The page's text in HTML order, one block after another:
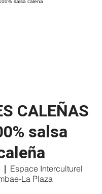
CALEÑAS
salsa
  |
Espace Interculturel
La Plaza